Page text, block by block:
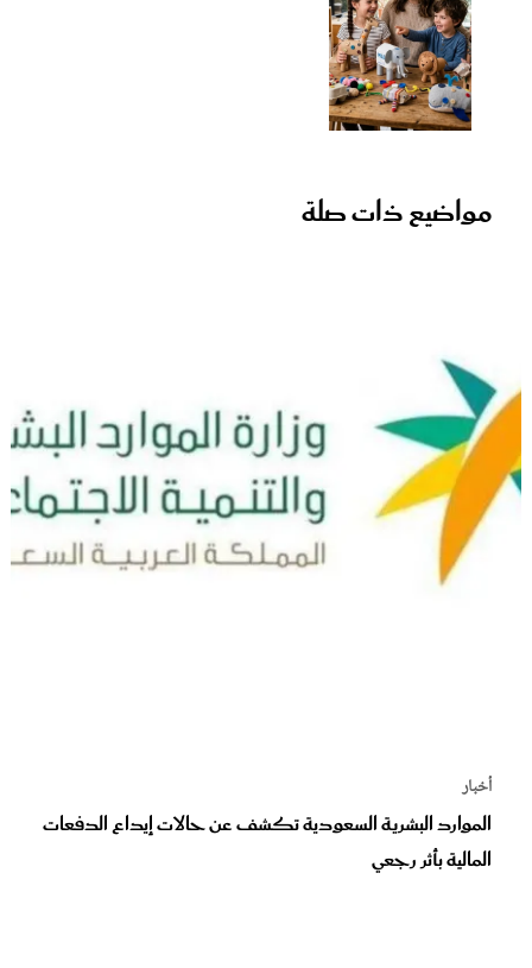
مواضيع ذات صلة
أخبار
الموارد البشرية السعودية تكشف عن حالات إيداع الدفعات
المالية بأثر رجعي